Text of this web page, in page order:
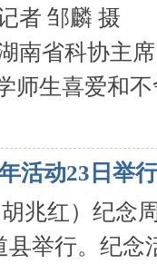
者 邹麟
南省科协主
师生喜爱和
活动23日举行
红）纪念周
举行。纪念